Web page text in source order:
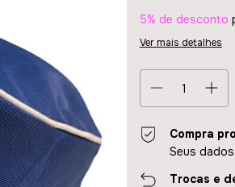
5% de desconto
Ver mais detalhes
Compra
Seus
Trocas e